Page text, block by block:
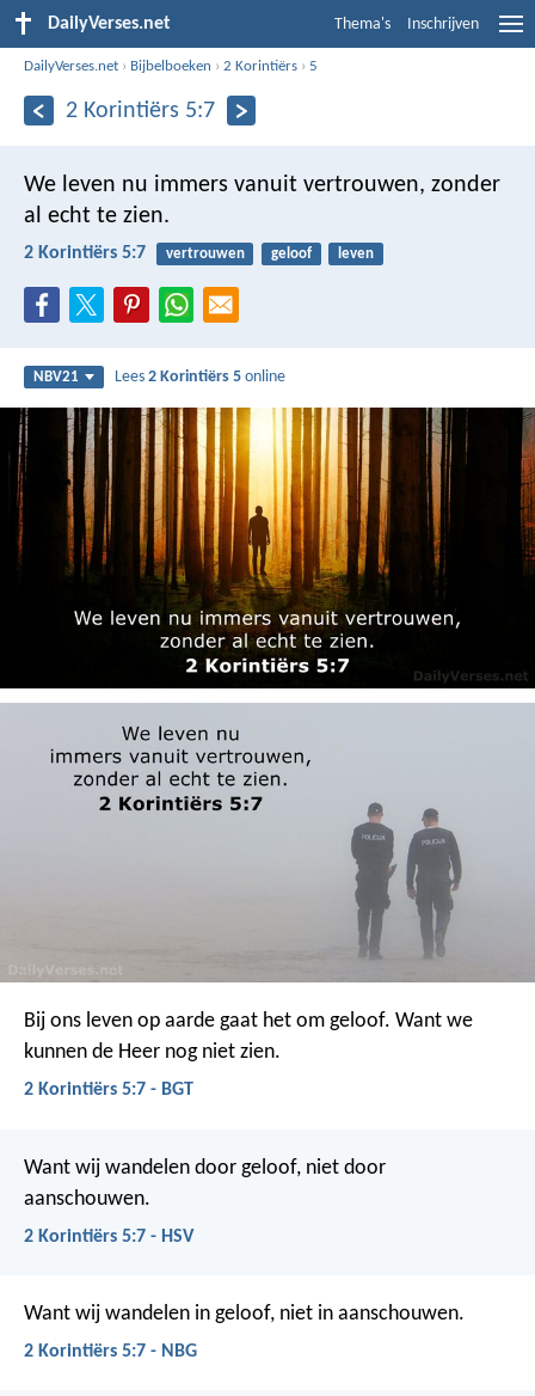
DailyVerses.net Thema's Inschrijven
DailyVerses.net › Bijbelboeken ›2 Korintiërs ›5
2 Korintiërs 5:7
We leven nu immers vanuit vertrouwen, zonder
al echt te zien.
2 Korintiërs 5:7 vertrouwen geloof leven
NBV21 Lees2 Korintiërs 5 online
Bij ons leven op aarde gaat het om geloof. Want we
kunnen de Heer nog niet zien.
2 Korintiërs 5:7 - BGT
Want wij wandelen door geloof, niet door
aanschouwen.
2 Korintiërs 5:7 - HSV
Want wij wandelen in geloof, niet in aanschouwen.
2 Korintiërs 5:7 - NBG